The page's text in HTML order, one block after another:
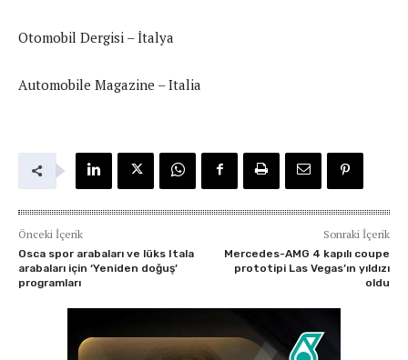
Otomobil Dergisi – İtalya
Automobile Magazine – Italia
Önceki İçerik
Osca spor arabaları ve lüks Itala
arabaları için ‘Yeniden doğuş’
programları
Sonraki İçerik
Mercedes-AMG 4 kapılı coupe
prototipi Las Vegas’ın yıldızı
oldu